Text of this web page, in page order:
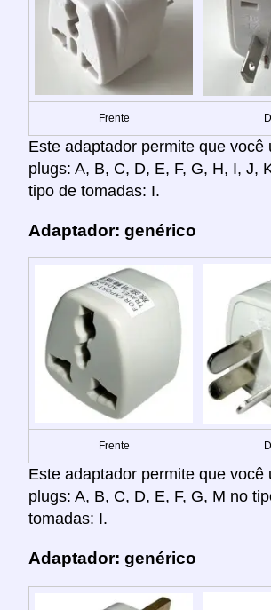
Frente
Este adaptador permite que você
plugs: A, B, C, D, E, F, G, H, I, J,
tipo de tomadas: I.
Adaptador: genérico
Frente
Este adaptador permite que você
plugs: A, B, C, D, E, F, G, M no
tomadas: I.
Adaptador: genérico